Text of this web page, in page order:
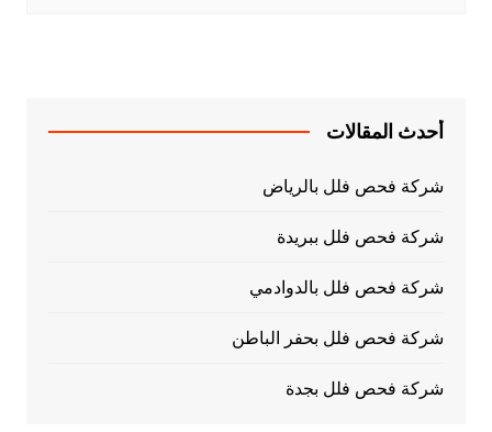
أحدث المقالات
شركة فحص فلل بالرياض
شركة فحص فلل ببريدة
شركة فحص فلل بالدوادمي
شركة فحص فلل بحفر الباطن
شركة فحص فلل بجدة